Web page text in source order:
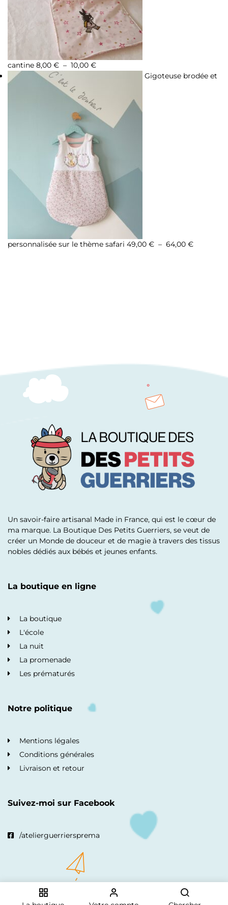
cantine 8,00 € – 10,00 €
Gigoteuse brodée et
personnalisée sur le thème safari 49,00 € – 64,00 €
Un savoir-faire artisanal Made in France, qui est le cœur de
ma marque. La Boutique Des Petits Guerriers, se veut de
créer un Monde de douceur et de magie à travers des tissus
nobles dédiés aux bébés et jeunes enfants.
La boutique en ligne
La boutique
L'école
La nuit
La promenade
Les prématurés
Notre politique
Mentions légales
Conditions générales
Livraison et retour
Suivez-moi sur Facebook
/atelierguerriersprema
© Copyright 2023, La boutique des petits guerriers